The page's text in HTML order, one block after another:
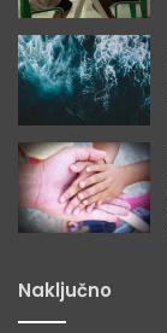
Naključno